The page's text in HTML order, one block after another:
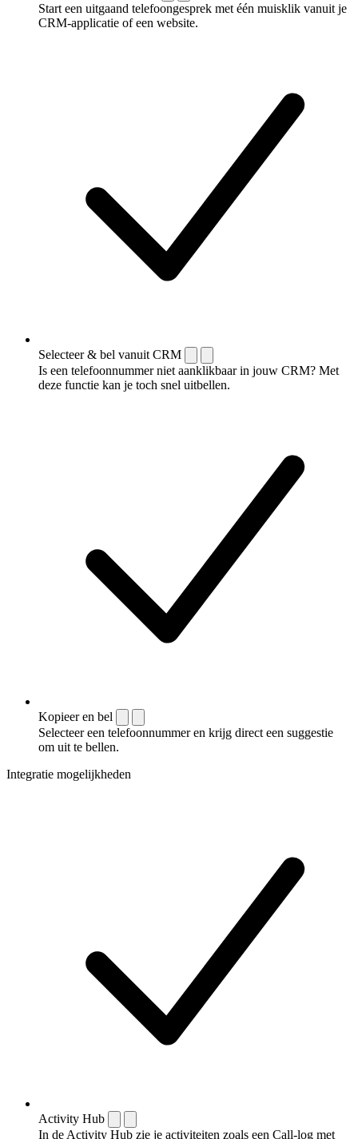
Start een uitgaand telefoongesprek met één muisklik vanuit je
CRM-applicatie of een website.
Selecteer & bel vanuit CRM
Is een telefoonnummer niet aanklikbaar in jouw CRM? Met
deze functie kan je toch snel uitbellen.
Kopieer en bel
Selecteer een telefoonnummer en krijg direct een suggestie
om uit te bellen.
Integratie mogelijkheden
Activity Hub
In de Activity Hub zie je activiteiten zoals een Call-log met